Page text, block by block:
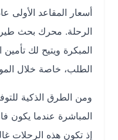
أسعار المقاعد الأولى عادة
الرحلة. محرك بحث طيران
المبكرة ويتيح لك تأمين
الطلب، خاصة خلال المواسم
ومن الطرق الذكية للتوفير
المباشرة عندما يكون فارق
إذ تكون هذه الرحلات غالباً